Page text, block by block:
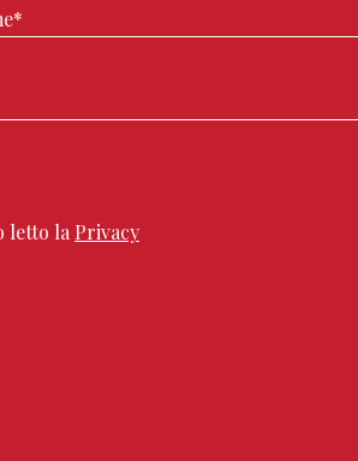
letto la Privacy